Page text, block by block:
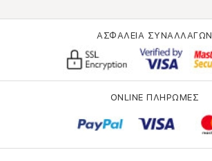
ΑΣΦΑΛΕΙΑ ΣΥΝΑΛΛΑΓΩΝ
ONLINE ΠΛΗΡΩΜΕΣ